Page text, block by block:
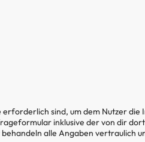
sind, um dem Nutzer die
inklusive der von dir
alle Angaben vertraulich